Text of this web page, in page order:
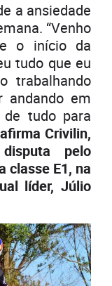
a ansiedade
“Venho
o início da
tudo que eu
trabalhando
andando em
tudo para
afirma Crivilin,
pelo
classe E1, na
líder, Júlio